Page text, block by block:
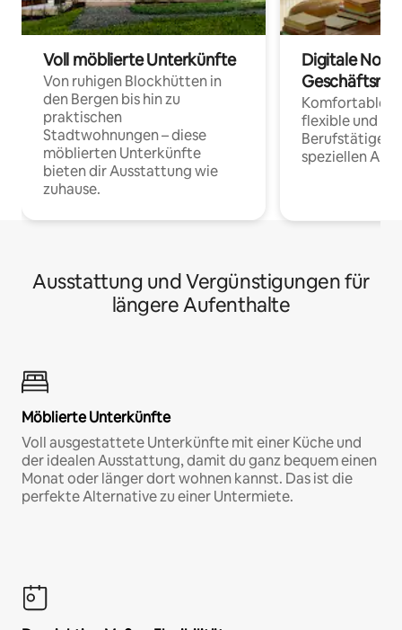
Voll möblierte Unterkünfte
Von ruhigen Blockhütten in
den Bergen bis hin zu
praktischen
Stadtwohnungen – diese
möblierten Unterkünfte
bieten dir Ausstattung wie
zuhause.
Digitale
Komfortable
flexible und
Berufstätige
speziellen
Ausstattung und Vergünstigungen für
längere Aufenthalte
Möblierte Unterkünfte
Voll ausgestattete Unterkünfte mit einer Küche und
der idealen Ausstattung, damit du ganz bequem einen
Monat oder länger dort wohnen kannst. Das ist die
perfekte Alternative zu einer Untermiete.